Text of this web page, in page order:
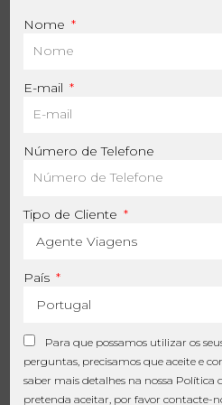
práticas de desperdício
viagens. Além disso,
restauração de habitats
conservação que
e os ecossistemas locais.
promover uma cultura de
só respeite a natureza,
ativamente para a sua
salvaguardados para as
Nome
E-mail
Número de Telefone
Tipo de Cliente
País
Para que possamos utilizar os
perguntas, precisamos que aceite e
saber mais detalhes na nossa Política
pretenda aceitar, por favor contacte-